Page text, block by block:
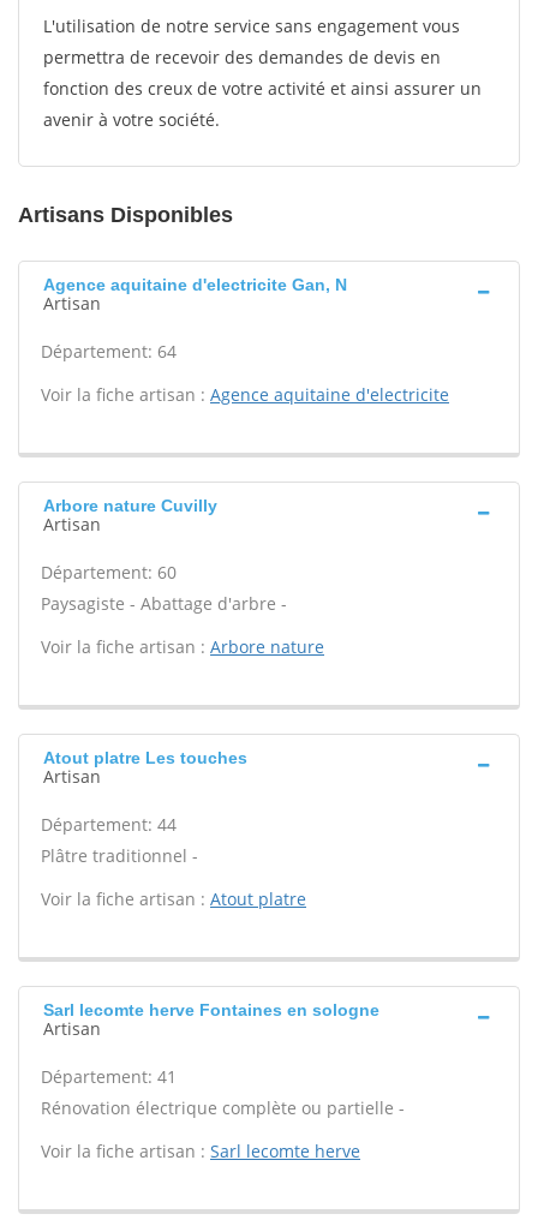
L'utilisation de notre service sans engagement vous
permettra de recevoir des demandes de devis en
fonction des creux de votre activité et ainsi assurer un
avenir à votre société.
Artisans Disponibles
Agence aquitaine d'electricite Gan, N
Artisan
Département: 64
Voir la fiche artisan : Agence aquitaine d'electricite
Arbore nature Cuvilly
Artisan
Département: 60
Paysagiste - Abattage d'arbre -
Voir la fiche artisan : Arbore nature
Atout platre Les touches
Artisan
Département: 44
Plâtre traditionnel -
Voir la fiche artisan : Atout platre
Sarl lecomte herve Fontaines en sologne
Artisan
Département: 41
Rénovation électrique complète ou partielle -
Voir la fiche artisan : Sarl lecomte herve